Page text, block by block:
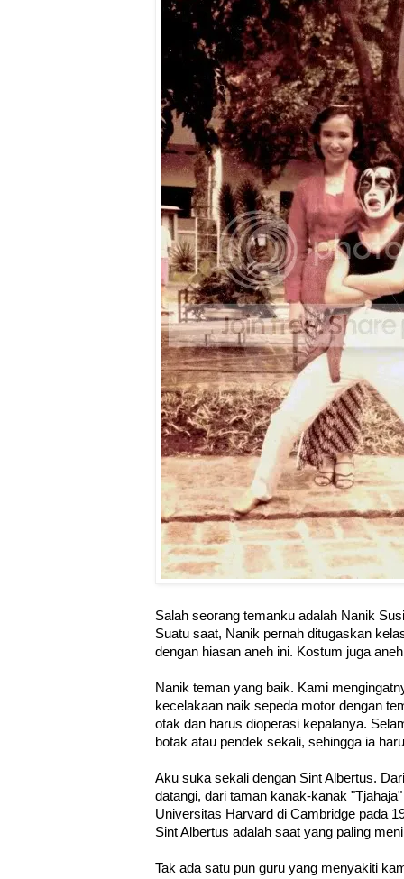
Salah seorang temanku adalah Nanik
Suatu saat, Nanik pernah ditugaskan
dengan hiasan aneh ini. Kostum juga
Nanik teman yang baik. Kami
kecelakaan naik sepeda motor dengan
otak dan harus dioperasi kepalanya.
botak atau pendek sekali, sehingga ia
Aku suka sekali dengan Sint Albertus.
datangi, dari taman kanak-kanak
Universitas Harvard di Cambridge pada
Sint Albertus adalah saat yang paling
Tak ada satu pun guru yang menyakiti